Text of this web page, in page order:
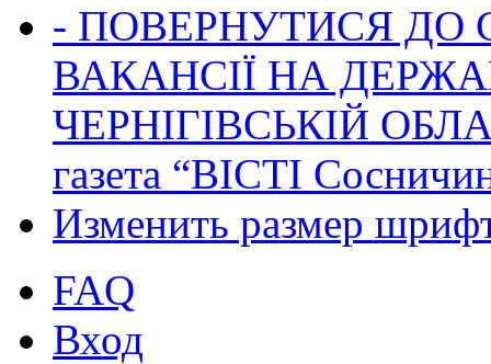
- ПОВЕРНУТИСЯ ДО
ВАКАНСІЇ НА
ЧЕРНІГІВСЬКІЙ
газета “ВІСТІ
Изменить размер
FAQ
Вход